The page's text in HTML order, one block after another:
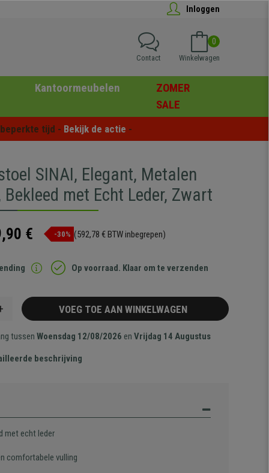
Inloggen
0
Winkelwagen
Contact
Kantoormeubelen
ZOMER
SALE
tijd - Bekijk de actie -
SINAI, Elegant, Metalen
met Echt Leder, Zwart
€ -30% (592,78 € BTW inbegrepen)
Op voorraad. Klaar om te verzenden
VOEG TOE AAN WINKELWAGEN
tussenWoensdag 12/08/2026 enVrijdag 14 Augustus
beschrijving
met echt leder
comfortabele vulling